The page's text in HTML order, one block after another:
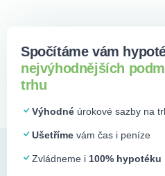
Spočítáme vám
nejvýhodnějších
trhu
Výhodné úrokové sazby na
Ušetříme vám čas i peníze
Zvládneme i 100% hypotéku